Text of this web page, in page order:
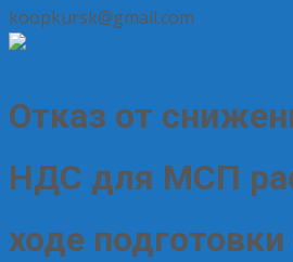
koopkursk@gmail.com
Отказ от
НДС для МСП
ходе